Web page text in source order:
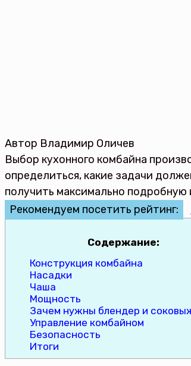
Автор Владимир Оличев
Выбор кухонного комбайна
определиться, какие задачи
получить максимально
Рекомендуем посетить рейтинг:
Содержание:
Конструкция комбайна
Насадки
Чаша
Мощность
Зачем нужны блендер и
Управление комбайном
Безопасность
Итоги